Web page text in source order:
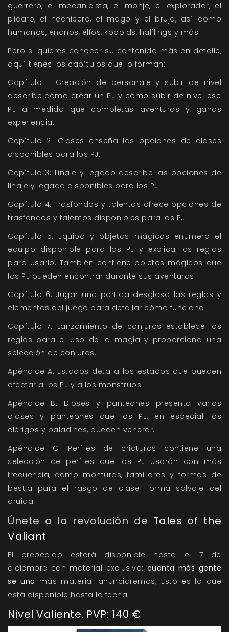
guerrero, el mecanicista, el monje, el explorador, el
pícaro, el hechicero, el mago y el brujo, así como
humanos, enanos, elfos, kobolds, halflings y más.
Pero si quieres conocer su contenido más en detalle,
aquí tienes los capítulos que lo forman:
Capítulo 1: Creación de personaje y subir de nivel
describe cómo crear un PJ y cómo subir de nivel ese
PJ a medida que completas aventuras y ganas
experiencia.
Capítulo 2: Clases enseña las opciones de clases
disponibles para los PJ.
Capítulo 3: Linaje y legado describe las opciones de
linaje y legado disponibles para los PJ.
Capítulo 4: Trasfondos y talentos ofrece opciones de
trasfondos y talentos disponibles para los PJ.
Capítulo 5: Equipo y objetos mágicos enumera el
equipo disponible para los PJ y explica las reglas
para usarlo. También contiene objetos mágicos que
los PJ pueden encontrar durante sus aventuras.
Capítulo 6: Jugar una partida desglosa las reglas y
elementos del juego para detallar cómo funciona.
Capítulo 7: Lanzamiento de conjuros establece las
reglas para el uso de la magia y proporciona una
selección de conjuros.
Apéndice A: Estados detalla los estados que pueden
afectar a los PJ y a los monstruos.
Apéndice B: Dioses y panteones presenta varios
dioses y panteones que los PJ, en especial los
clérigos y paladines, pueden venerar.
Apéndice C: Perfiles de criaturas contiene una
selección de perfiles que los PJ usarán con más
frecuencia, como monturas, familiares y formas de
bestia para el rasgo de clase Forma salvaje del
druida.
Únete a la revolución de Tales of the
Valiant
El prepedido estará disponible hasta el 7 de
diciembre con material exclusivo: cuanta más gente
se una más material anunciaremos; Esto es lo que
está disponible hasta la fecha:
Nivel Valiente. PVP: 140 €